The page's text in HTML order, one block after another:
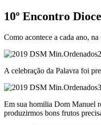
10º Encontro
Como acontece a cada ano,
A celebração da Palavra foi
Em sua homilia Dom Manuel
produzirmos bons frutos